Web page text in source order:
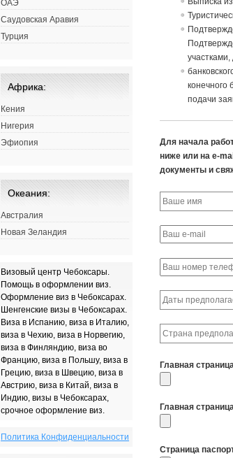
конечного
подачи
Для начала
ниже или на e-
документы и
Главная
Главная
Страница
ОАЭ
Саудовская Аравия
Турция
Африка:
Кения
Нигерия
Эфиопия
Океания:
Австралия
Новая Зеландия
Визовый центр Чебоксары.
Помощь в оформлении виз.
Оформление виз в Чебоксарах.
Шенгенские визы в Чебоксарах.
Виза в Испанию, виза в Италию,
виза в Чехию, виза в Норвегию,
виза в Финляндию, виза во
Францию, виза в Польшу, виза в
Грецию, виза в Швецию, виза в
Австрию, виза в Китай, виза в
Индию, визы в Чебоксарах,
срочное оформление виз.
Политика Конфиденциальности